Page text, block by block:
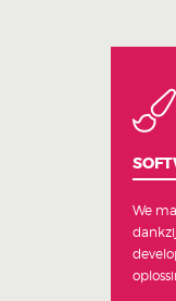
We